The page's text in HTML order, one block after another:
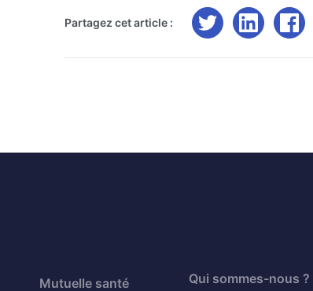
Partagez cet article :
Mutuelle santé Qui sommes-nous ?